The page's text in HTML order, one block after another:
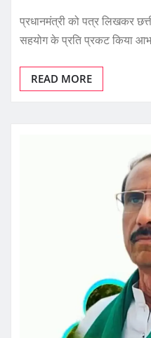
प्रधानमंत्री को पत्र लिखकर
सहयोग के प्रति प्रकट किया
READ MORE